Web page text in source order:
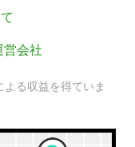
営会社
る収益を得ていま